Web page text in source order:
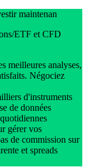
maintenan
ETF et CFD
meilleures analyses,
Négociez
d'instruments
de données
gérer vos
de commission sur
et spreads